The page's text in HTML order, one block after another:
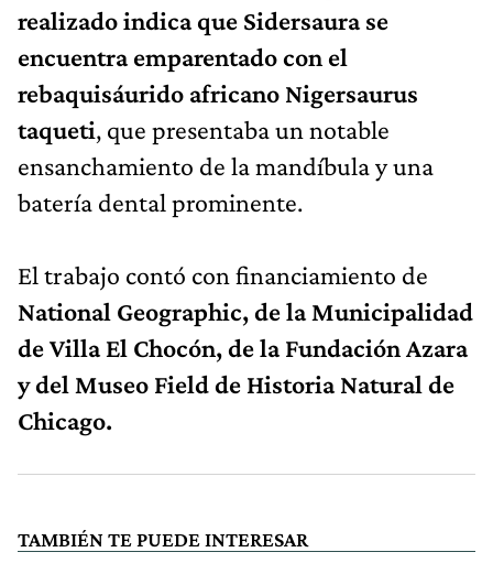
realizado indica que Sidersaura se
encuentra emparentado con el
rebaquisáurido africano Nigersaurus
taqueti, que presentaba un notable
ensanchamiento de la mandíbula y una
batería dental prominente.
El trabajo contó con financiamiento de
National Geographic, de la Municipalidad
de Villa El Chocón, de la Fundación Azara
y del Museo Field de Historia Natural de
Chicago.
TAMBIÉN TE PUEDE INTERESAR